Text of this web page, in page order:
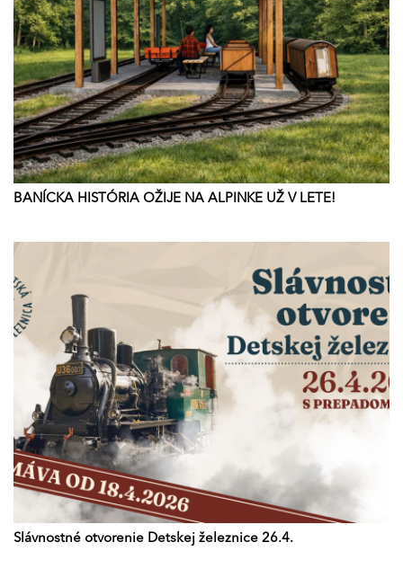
BANÍCKA HISTÓRIA OŽIJE NA ALPINKE UŽ V LETE!
Slávnostné otvorenie Detskej železnice 26.4.